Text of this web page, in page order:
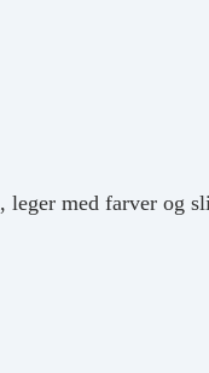
leger med farver og